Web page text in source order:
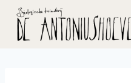
Doorgaan
naar
inhoud